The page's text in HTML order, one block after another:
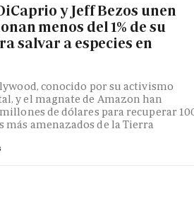
y Jeff Bezos unen
menos del 1% de su
salvar a especies en
conocido por su activismo
y el magnate de Amazon han
de dólares para recuperar
más amenazados de la Tierra